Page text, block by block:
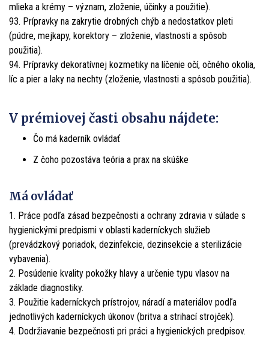
mlieka a krémy – význam, zloženie, účinky a použitie).
93. Prípravky na zakrytie drobných chýb a nedostatkov pleti
(púdre, mejkapy, korektory – zloženie, vlastnosti a spôsob
použitia).
94. Prípravky dekoratívnej kozmetiky na líčenie očí, očného okolia,
líc a pier a laky na nechty (zloženie, vlastnosti a spôsob použitia).
V prémiovej časti obsahu nájdete:
Čo má kaderník ovládať
Z čoho pozostáva teória a prax na skúške
Má ovládať
1. Práce podľa zásad bezpečnosti a ochrany zdravia v súlade s
hygienickými predpismi v oblasti kaderníckych služieb
(prevádzkový poriadok, dezinfekcie, dezinsekcie a sterilizácie
vybavenia).
2. Posúdenie kvality pokožky hlavy a určenie typu vlasov na
základe diagnostiky.
3. Použitie kaderníckych prístrojov, náradí a materiálov podľa
jednotlivých kaderníckych úkonov (britva a strihací strojček).
4. Dodržiavanie bezpečnosti pri práci a hygienických predpisov.